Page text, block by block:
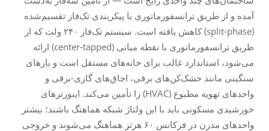
آمده و از طریق ترانسفورماتوری با پیکربندی تک‌فاز تقسیم‌شده
(split-phase) کاهش یافته است. سیستم تک‌فاز ۲۴۰ ولت که از
طریق ترانسفورماتوری با نقطه میانی (center-tapped) ارائه
می‌شود، استاندارد غالب برای خانه‌های مستقل است و بارهای
سنگینی مانند خشک‌کن‌های برقی، اجاق‌های گازی-برقی و
واحدهای تهویه مطبوع (HVAC) را تأمین می‌کند. اینورترهای
خورشیدی مسکونی باید با این ولتاژ شبکه هماهنگ باشند؛ بیشتر
واحدهای مدرن در فرکانس ۶۰ هرتز هماهنگ می‌شوند و خروجی